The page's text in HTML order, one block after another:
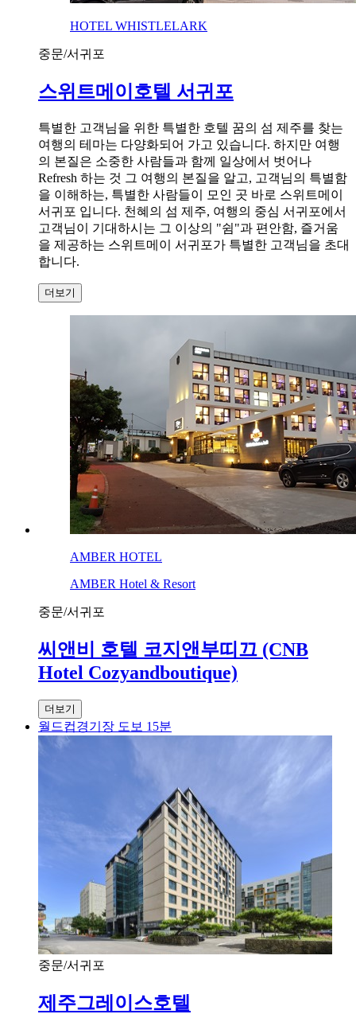
HOTEL WHISTLELARK
중문/서귀포
스위트메이호텔 서귀포
특별한 고객님을 위한 특별한 호텔 꿈의 섬 제주를 찾는
여행의 테마는 다양화되어 가고 있습니다. 하지만 여행
의 본질은 소중한 사람들과 함께 일상에서 벗어나
Refresh 하는 것 그 여행의 본질을 알고, 고객님의 특별함
을 이해하는, 특별한 사람들이 모인 곳 바로 스위트메이
서귀포 입니다. 천혜의 섬 제주, 여행의 중심 서귀포에서
고객님이 기대하시는 그 이상의 "쉼"과 편안함, 즐거움
을 제공하는 스위트메이 서귀포가 특별한 고객님을 초대
합니다.
더보기
AMBER HOTEL
AMBER Hotel & Resort
중문/서귀포
씨앤비 호텔 코지앤부띠끄 (CNB
Hotel Cozyandboutique)
더보기
월드컵경기장 도보 15분
중문/서귀포
제주그레이스호텔